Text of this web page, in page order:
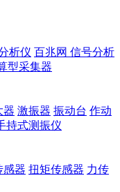
析仪 百兆网 信号分析
型采集器
器 激振器 振动台 作动
持式测振仪
感器 扭矩传感器 力传